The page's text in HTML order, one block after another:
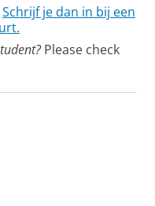
Schrijf je dan in bij een
Please check